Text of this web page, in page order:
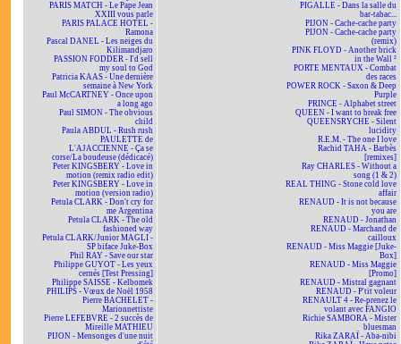
PARIS MATCH - Le Pape Jean
XXIII vous parle
PARIS PALACE HOTEL -
Ramona
Pascal DANEL - Les neiges du
Kilimandjaro
PASSION FODDER - I'd sell
my soul to God
Patricia KAAS - Une dernière
semaine à New York
Paul McCARTNEY - Once upon
a long ago
Paul SIMON - The obvious
child
Paula ABDUL - Rush rush
PAULETTE de
L'AJACCIENNE - Ça se
corse/La boudeuse (dédicacé)
Peter KINGSBERY - Love in
motion (remix radio edit)
Peter KINGSBERY - Love in
motion (version radio)
Petula CLARK - Don't cry for
me Argentina
Petula CLARK - The old
fashioned way
Petula CLARK/Junior MAGLI -
SP biface Juke-Box
Phil RAY - Save our star
Philippe GUYOT - Les yeux
cernés [Test Pressing]
Philippe SAISSE - Kelbomek
PHILIPS - Vœux de Noël 1958
Pierre BACHELET -
Marionnettiste
Pierre LEFEBVRE - 2 succès de
Mireille MATHIEU
PIJON - Mensonges d'une nuit
PIGALLE - Dans la salle du
bar-tabac...
PIJON - Cache-cache party
PIJON - Cache-cache party
(remix)
PINK FLOYD - Another brick
in the Wall ²
PORTE MENTAUX - Combat
des races
POWER ROCK - Saxon & Deep
Purple
PRINCE - Alphabet street
QUEEN - I want to break free
QUEENSRYCHE - Silent
lucidity
R.E.M. - The one I love
Rachid TAHA - Barbès
[remixes]
Ray CHARLES - Without a
song (1 & 2)
REAL THING - Stone cold love
affair
RENAUD - It is not because
you are
RENAUD - Jonathan
RENAUD - Marchand de
cailloux
RENAUD - Miss Maggie [Juke-
Box]
RENAUD - Miss Maggie
[Promo]
RENAUD - Mistral gagnant
RENAUD - P'tit voleur
RENAULT 4 - Re-prenez le
volant avec FANGIO
Richie SAMBORA - Mister
bluesman
Rika ZARAÏ - Aba-nibi